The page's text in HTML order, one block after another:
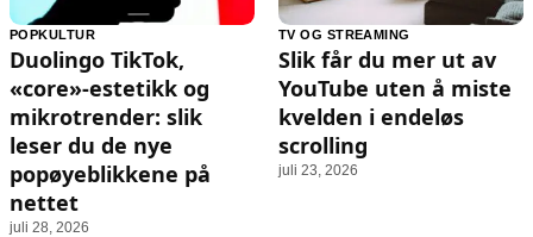
POPKULTUR
Duolingo TikTok,
«core»-estetikk og
mikrotrender: slik
leser du de nye
popøyeblikkene på
nettet
juli 28, 2026
TV OG STREAMING
Slik får du mer ut av
YouTube uten å miste
kvelden i endeløs
scrolling
juli 23, 2026